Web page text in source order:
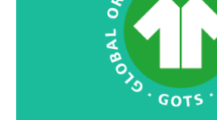
自 2020 年起，Anaïk 通过了
证，保证了纺织纤维的有机来源
个过程都符合社会和环